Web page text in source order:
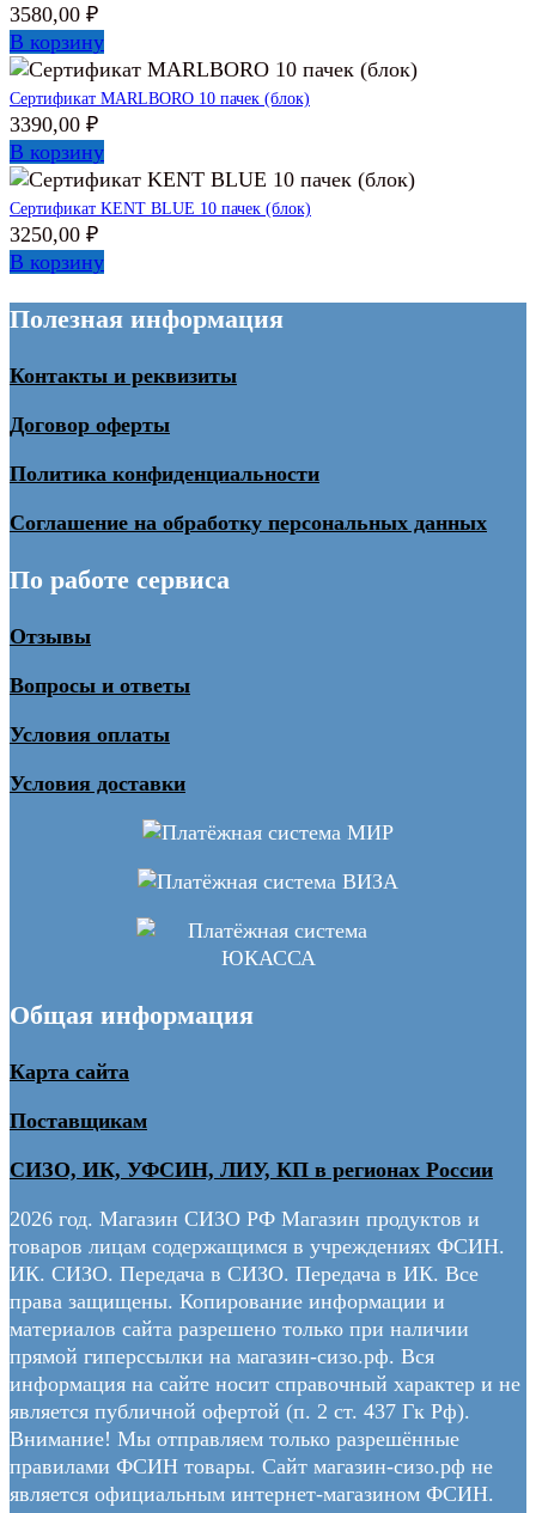
3580,00 ₽
В корзину
Сертификат MARLBORO 10 пачек (блок)
3390,00 ₽
В корзину
Сертификат KENT BLUE 10 пачек (блок)
3250,00 ₽
В корзину
Полезная информация
Контакты и реквизиты
Договор оферты
Политика конфиденциальности
Соглашение на обработку персональных данных
По работе сервиса
Отзывы
Вопросы и ответы
Условия оплаты
Условия доставки
Общая информация
Карта сайта
Поставщикам
СИЗО, ИК, УФСИН, ЛИУ, КП в регионах России
2026 год. Магазин СИЗО РФ Магазин продуктов и
товаров лицам содержащимся в учреждениях ФСИН.
ИК. СИЗО. Передача в СИЗО. Передача в ИК. Все
права защищены. Копирование информации и
материалов сайта разрешено только при наличии
прямой гиперссылки на магазин-сизо.рф. Вся
информация на сайте носит справочный характер и не
является публичной офертой (п. 2 ст. 437 Гк Рф).
Внимание! Мы отправляем только разрешённые
правилами ФСИН товары. Сайт магазин-сизо.рф не
является официальным интернет-магазином ФСИН.